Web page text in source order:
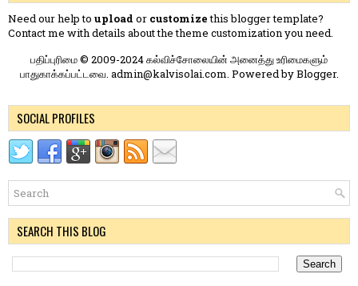
Need our help to upload or customizethis blogger template?
Contact me with details about the theme customization you need.
பதிப்புரிமை © 2009-2024 கல்விச்சோலையின் அனைத்து உரிமைகளும்
பாதுகாக்கப்பட்டவை. admin@kalvisolai.com. Powered byBlogger.
SOCIAL PROFILES
SEARCH THIS BLOG